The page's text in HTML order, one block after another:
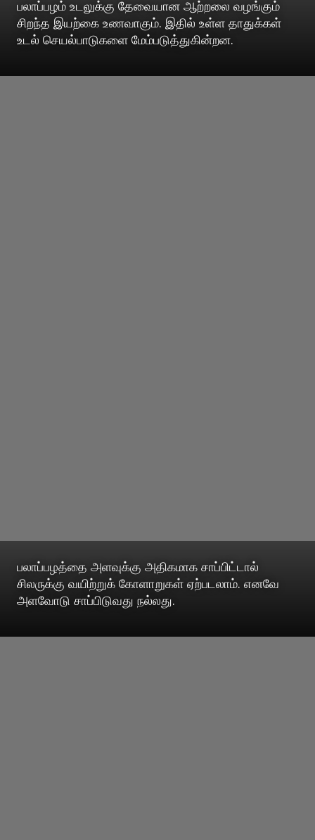
பலாப்பழம் உடலுக்கு தேவையான ஆற்றலை வழங்கும்
சிறந்த இயற்கை உணவாகும். இதில் உள்ள தாதுக்கள்
உடல் செயல்பாடுகளை மேம்படுத்துகின்றன.
பலாப்பழத்தை அளவுக்கு அதிகமாக சாப்பிட்டால்
சிலருக்கு வயிற்றுக் கோளாறுகள் ஏற்படலாம். எனவே
அளவோடு சாப்பிடுவது நல்லது.